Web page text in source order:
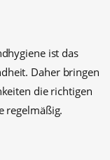
ist das
Daher bringen
die richtigen
regelmäßig.